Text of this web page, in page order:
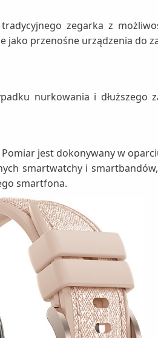
zegarka z
przenośne urządzenia do
nurkowania i dłuższego
jest dokonywany w
smartwatchy i
smartfona.